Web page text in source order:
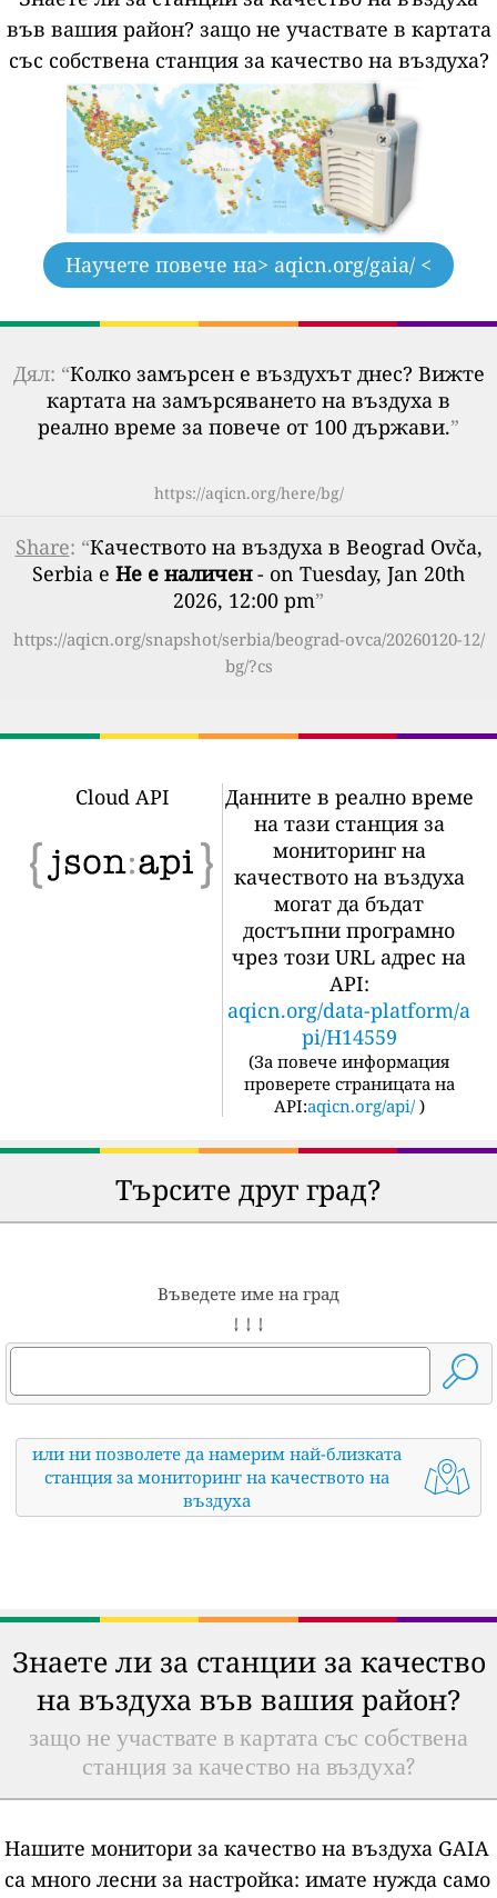
във вашия район? защо не участвате в картата
със собствена станция за качество на въздуха?
Научете повече на> aqicn.org/gaia/ <
Дял: “Колко замърсен е въздухът днес? Вижте
картата на замърсяването на въздуха в
реално време за повече от 100 държави.”
https://aqicn.org/here/bg/
Share: “Качеството на въздуха в Beograd Ovča,
Serbia е Не е наличен- on Tuesday, Jan 20th
2026, 12:00 pm”
https://aqicn.org/snapshot/serbia/beograd-ovca/20260120-12/
bg/?cs
Cloud API
Данните в реално време
на тази станция за
мониторинг на
качеството на въздуха
могат да бъдат
достъпни програмно
чрез този URL адрес на
API:
aqicn.org/data-platform/a
pi/H14559
(За повече информация
проверете страницата на
API:aqicn.org/api/ )
Търсите друг град?
Въведете име на град
↓ ↓ ↓
или ни позволете да намерим най-близката
станция за мониторинг на качеството на
въздуха
Знаете ли за станции за качество
на въздуха във вашия район?
защо не участвате в картата със собствена
станция за качество на въздуха?
Нашите монитори за качество на въздуха GAIA
са много лесни за настройка: имате нужда само